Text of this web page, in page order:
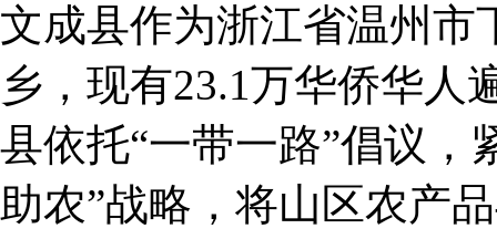
文成县作为浙江省温州市
乡，现有23.1万华侨华人
县依托“一带一路”倡议，
助农”战略，将山区农产